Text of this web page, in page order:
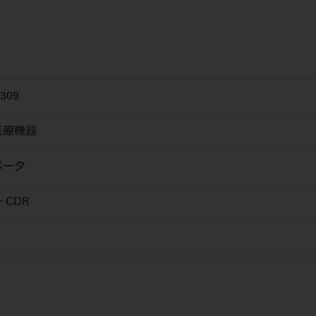
機器
タ
CDR